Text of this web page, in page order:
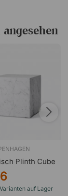
Plinth Cube
auf Lager